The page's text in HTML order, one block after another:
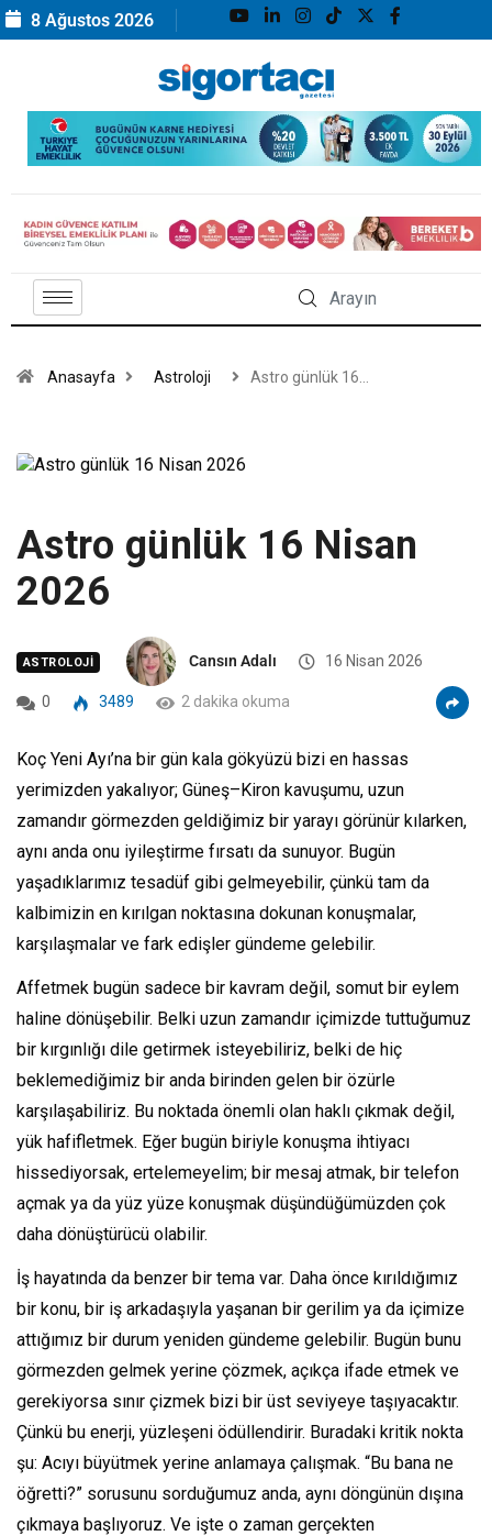
8 Ağustos 2026
Anasayfa Astroloji Astro günlük 16…
Astro günlük 16 Nisan
2026
ASTROLOJI Cansın Adalı 16 Nisan 2026
0 3489 2 dakika okuma
Koç Yeni Ayı’na bir gün kala gökyüzü bizi en hassas
yerimizden yakalıyor; Güneş–Kiron kavuşumu, uzun
zamandır görmezden geldiğimiz bir yarayı görünür kılarken,
aynı anda onu iyileştirme fırsatı da sunuyor. Bugün
yaşadıklarımız tesadüf gibi gelmeyebilir, çünkü tam da
kalbimizin en kırılgan noktasına dokunan konuşmalar,
karşılaşmalar ve fark edişler gündeme gelebilir.
Affetmek bugün sadece bir kavram değil, somut bir eylem
haline dönüşebilir. Belki uzun zamandır içimizde tuttuğumuz
bir kırgınlığı dile getirmek isteyebiliriz, belki de hiç
beklemediğimiz bir anda birinden gelen bir özürle
karşılaşabiliriz. Bu noktada önemli olan haklı çıkmak değil,
yük hafifletmek. Eğer bugün biriyle konuşma ihtiyacı
hissediyorsak, ertelemeyelim; bir mesaj atmak, bir telefon
açmak ya da yüz yüze konuşmak düşündüğümüzden çok
daha dönüştürücü olabilir.
İş hayatında da benzer bir tema var. Daha önce kırıldığımız
bir konu, bir iş arkadaşıyla yaşanan bir gerilim ya da içimize
attığımız bir durum yeniden gündeme gelebilir. Bugün bunu
görmezden gelmek yerine çözmek, açıkça ifade etmek ve
gerekiyorsa sınır çizmek bizi bir üst seviyeye taşıyacaktır.
Çünkü bu enerji, yüzleşeni ödüllendirir. Buradaki kritik nokta
şu: Acıyı büyütmek yerine anlamaya çalışmak. “Bu bana ne
öğretti?” sorusunu sorduğumuz anda, aynı döngünün dışına
çıkmaya başlıyoruz. Ve işte o zaman gerçekten